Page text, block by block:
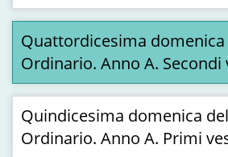
Quattordicesima
Ordinario. Anno A. Secondi
Quindicesima domenica
Ordinario. Anno A. Primi